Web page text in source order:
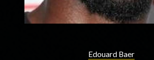
Edouard Baer